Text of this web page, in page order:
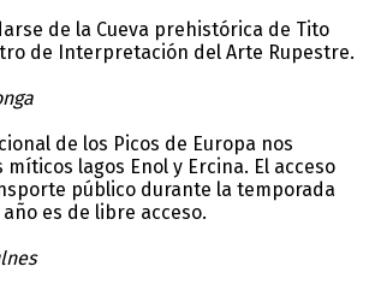
de la Cueva prehistórica de Tito
de Interpretación del Arte Rupestre.
de los Picos de Europa nos
lagos Enol y Ercina. El acceso
público durante la temporada
es de libre acceso.